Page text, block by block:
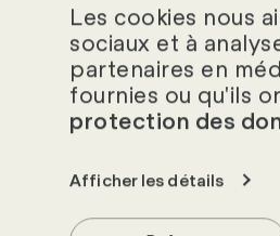
Les cookies nous
sociaux et à
partenaires en
fournies ou qu'ils
protection des
Afficher les détails
Savoir
Sur notre portail de